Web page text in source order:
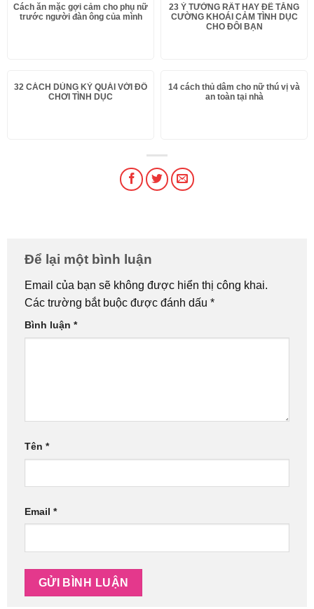
Cách ăn mặc gợi cảm cho phụ nữ
trước người đàn ông của mình
23 Ý TƯỞNG RẤT HAY ĐỂ TĂNG
CƯỜNG KHOÁI CẢM TÌNH DỤC
CHO ĐÔI BẠN
32 CÁCH DÙNG KỲ QUÁI VỚI ĐỒ
CHƠI TÌNH DỤC
14 cách thủ dâm cho nữ thú vị và
an toàn tại nhà
Để lại một bình luận
Email của bạn sẽ không được hiển thị công khai.
Các trường bắt buộc được đánh dấu *
Bình luận *
Tên *
Email *